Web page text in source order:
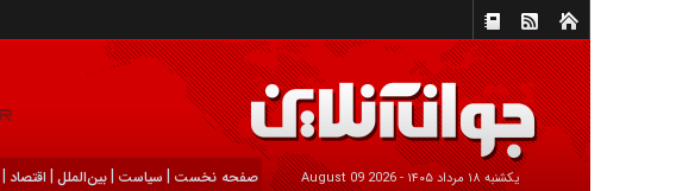
يکشنبه ۱۸ مرداد ۱۴۰۵ - 2026 August 09 صفحه نخست | سیاست |بين‌الملل | اقتصاد |